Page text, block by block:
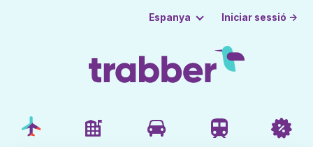
Espanya Iniciar sessió →